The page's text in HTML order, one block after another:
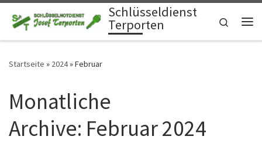
Zum Inhalt springen Schlüsseldienst
Terporten
Search
Startseite » 2024»Februar
Monatliche
Archive: Februar 2024